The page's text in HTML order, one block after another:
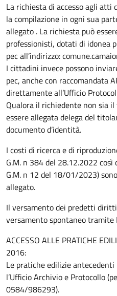
La richiesta di accesso agli
la compilazione in ogni sua
allegato . La richiesta può
professionisti, dotati di idonea
pec all’indirizzo:
I cittadini invece possono
pec, anche con raccomandata
direttamente all’Ufficio
Qualora il richiedente non sia
essere allegata delega del
documento d’identità.
I costi di ricerca e di
G.M. n 384 del 28.12.2022
G.M. n 12 del 18/01/2023)
allegato.
Il versamento dei predetti
versamento spontaneo tramite
ACCESSO ALLE PRATICHE
2016:
Le pratiche edilizie
l’Ufficio Archivio e Protocollo
0584/986293).